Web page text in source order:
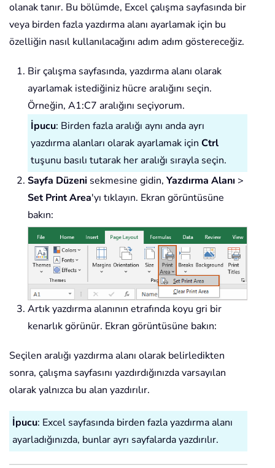
olanak tanır. Bu bölümde, Excel çalışma sayfasında bir
veya birden fazla yazdırma alanı ayarlamak için bu
özelliğin nasıl kullanılacağını adım adım göstereceğiz.
Bir çalışma sayfasında, yazdırma alanı olarak
ayarlamak istediğiniz hücre aralığını seçin.
Örneğin, A1:C7 aralığını seçiyorum.
İpucu: Birden fazla aralığı aynı anda ayrı
yazdırma alanları olarak ayarlamak için Ctrl
tuşunu basılı tutarak her aralığı sırayla seçin.
Sayfa Düzeni sekmesine gidin, Yazdırma Alanı >
Set Print Area'yı tıklayın. Ekran görüntüsüne
bakın:
Artık yazdırma alanının etrafında koyu gri bir
kenarlık görünür. Ekran görüntüsüne bakın:
Seçilen aralığı yazdırma alanı olarak belirledikten
sonra, çalışma sayfasını yazdırdığınızda varsayılan
olarak yalnızca bu alan yazdırılır.
İpucu: Excel sayfasında birden fazla yazdırma alanı
ayarladığınızda, bunlar ayrı sayfalarda yazdırılır.